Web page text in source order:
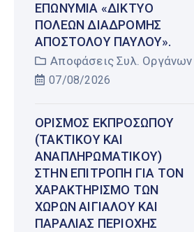
ΕΠΩΝΥΜΊΑ «ΔΊΚΤΥΟ
ΠΌΛΕΩΝ ΔΙΑΔΡΟΜΉΣ
ΑΠΟΣΤΌΛΟΥ ΠΑΎΛΟΥ».
Αποφάσεις Συλ. Οργάνων
07/08/2026
ΟΡΙΣΜΌΣ ΕΚΠΡΟΣΏΠΟΥ
(ΤΑΚΤΙΚΟΎ ΚΑΙ
ΑΝΑΠΛΗΡΩΜΑΤΙΚΟΎ)
ΣΤΗΝ ΕΠΙΤΡΟΠΉ ΓΙΑ ΤΟΝ
ΧΑΡΑΚΤΗΡΙΣΜΌ ΤΩΝ
ΧΏΡΩΝ ΑΙΓΙΑΛΟΎ ΚΑΙ
ΠΑΡΑΛΊΑΣ ΠΕΡΙΟΧΉΣ